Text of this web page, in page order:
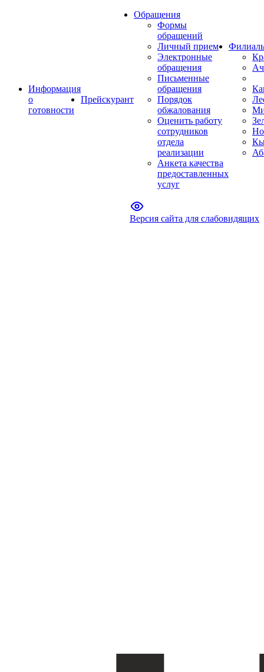
Информация
о
готовности
Прейскурант
Обращения
Формы
обращений
Личный прием
Электронные
обращения
Письменные
обращения
Порядок
обжалования
Оценить работу
сотрудников
отдела
реализации
Анкета качества
предоставленных
услуг
Версия сайта для слабовидящих